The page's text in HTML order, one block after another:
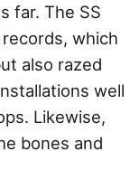
far. The SS
which
also razed
well
Likewise,
bones and